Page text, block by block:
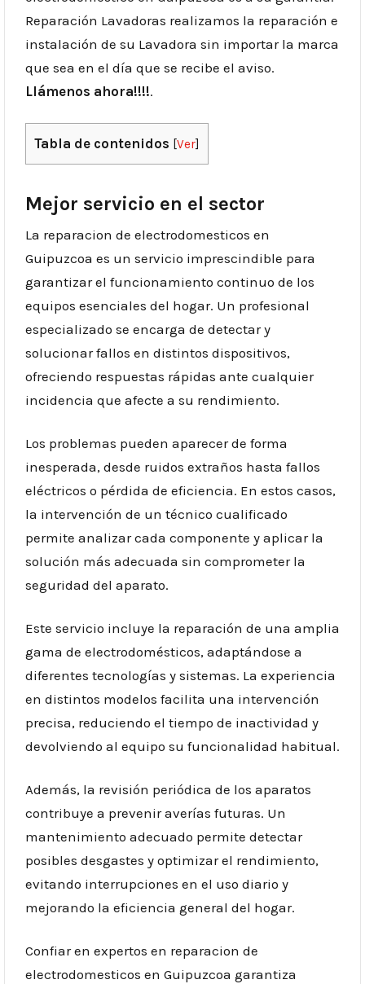
Reparación Lavadoras realizamos la reparación e
instalación de su Lavadora sin importar la marca
que sea en el día que se recibe el aviso.
Llámenos ahora!!!!.
Tabla de contenidos [Ver]
Mejor servicio en el sector
La reparacion de electrodomesticos en
Guipuzcoa es un servicio imprescindible para
garantizar el funcionamiento continuo de los
equipos esenciales del hogar. Un profesional
especializado se encarga de detectar y
solucionar fallos en distintos dispositivos,
ofreciendo respuestas rápidas ante cualquier
incidencia que afecte a su rendimiento.
Los problemas pueden aparecer de forma
inesperada, desde ruidos extraños hasta fallos
eléctricos o pérdida de eficiencia. En estos casos,
la intervención de un técnico cualificado
permite analizar cada componente y aplicar la
solución más adecuada sin comprometer la
seguridad del aparato.
Este servicio incluye la reparación de una amplia
gama de electrodomésticos, adaptándose a
diferentes tecnologías y sistemas. La experiencia
en distintos modelos facilita una intervención
precisa, reduciendo el tiempo de inactividad y
devolviendo al equipo su funcionalidad habitual.
Además, la revisión periódica de los aparatos
contribuye a prevenir averías futuras. Un
mantenimiento adecuado permite detectar
posibles desgastes y optimizar el rendimiento,
evitando interrupciones en el uso diario y
mejorando la eficiencia general del hogar.
Confiar en expertos en reparacion de
electrodomesticos en Guipuzcoa garantiza